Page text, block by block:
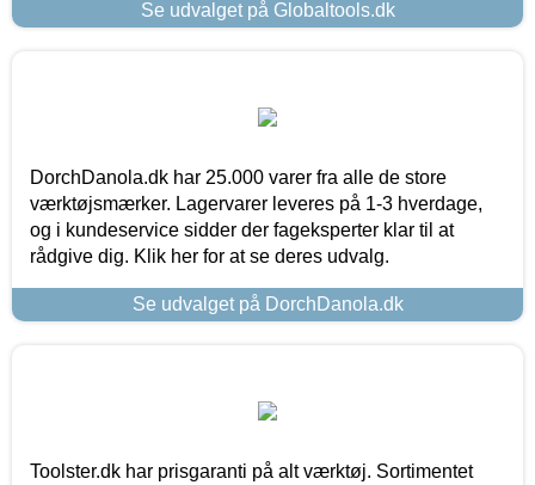
Se udvalget på Globaltools.dk
DorchDanola.dk har 25.000 varer fra alle de store
værktøjsmærker. Lagervarer leveres på 1-3 hverdage,
og i kundeservice sidder der fageksperter klar til at
rådgive dig. Klik her for at se deres udvalg.
Se udvalget på DorchDanola.dk
Toolster.dk har prisgaranti på alt værktøj. Sortimentet